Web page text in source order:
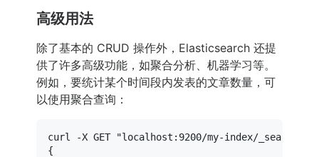
高级用法
除了基本的 CRUD 操作外，Elasticsearch 还提
供了许多高级功能，如聚合分析、机器学习等。
例如，要统计某个时间段内发表的文章数量，可
以使用聚合查询：
curl -X GET "localhost:9200/my-index/
{